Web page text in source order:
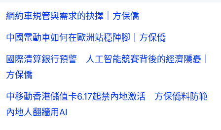
網約車規管與需求的抉擇｜方保僑
中國電動車如何在歐洲站穩陣腳｜方保僑
國際清算銀行預警 人工智能競賽背後的經濟隱憂｜
方保僑
中移動香港儲值卡6.17起禁內地激活 方保僑料防範
內地人翻牆用AI